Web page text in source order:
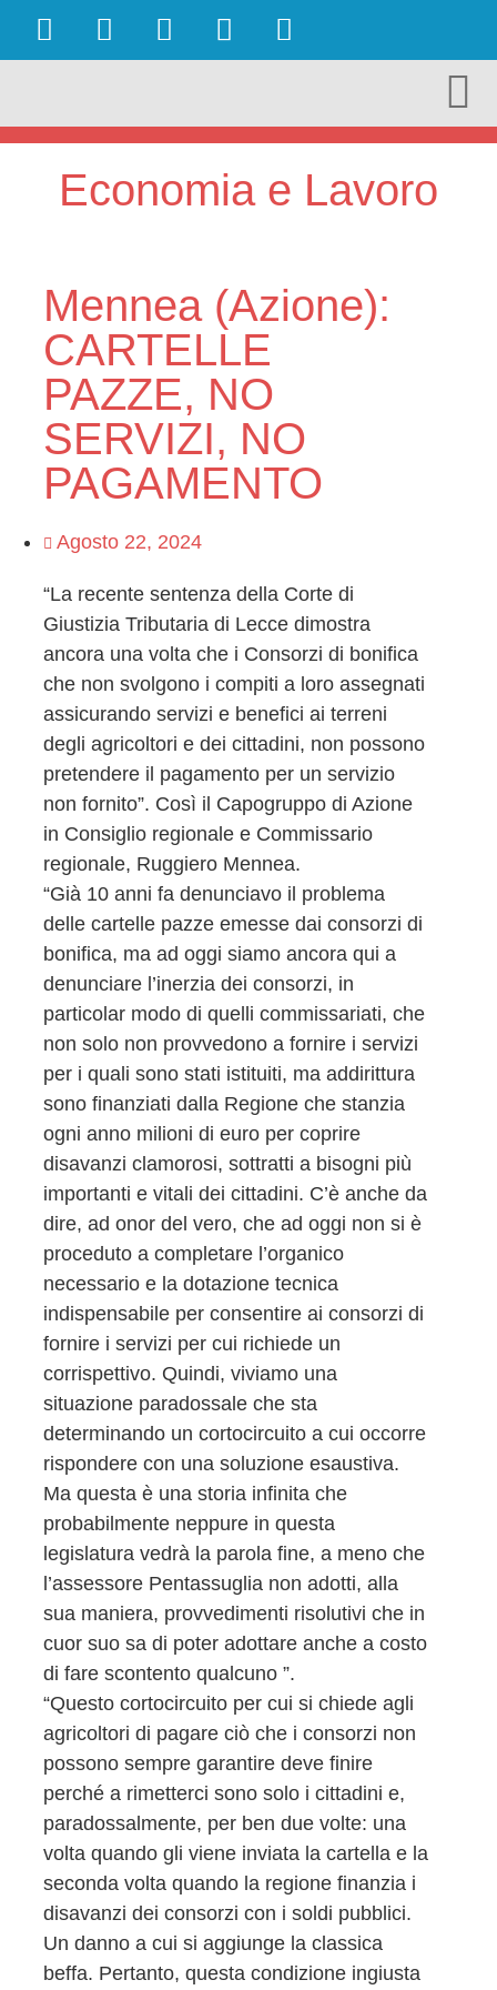
Economia e Lavoro
Mennea (Azione):
CARTELLE
PAZZE, NO
SERVIZI, NO
PAGAMENTO
Agosto 22, 2024
“La recente sentenza della Corte di
Giustizia Tributaria di Lecce dimostra
ancora una volta che i Consorzi di bonifica
che non svolgono i compiti a loro assegnati
assicurando servizi e benefici ai terreni
degli agricoltori e dei cittadini, non possono
pretendere il pagamento per un servizio
non fornito”. Così il Capogruppo di Azione
in Consiglio regionale e Commissario
regionale, Ruggiero Mennea.
“Già 10 anni fa denunciavo il problema
delle cartelle pazze emesse dai consorzi di
bonifica, ma ad oggi siamo ancora qui a
denunciare l’inerzia dei consorzi, in
particolar modo di quelli commissariati, che
non solo non provvedono a fornire i servizi
per i quali sono stati istituiti, ma addirittura
sono finanziati dalla Regione che stanzia
ogni anno milioni di euro per coprire
disavanzi clamorosi, sottratti a bisogni più
importanti e vitali dei cittadini. C’è anche da
dire, ad onor del vero, che ad oggi non si è
proceduto a completare l’organico
necessario e la dotazione tecnica
indispensabile per consentire ai consorzi di
fornire i servizi per cui richiede un
corrispettivo. Quindi, viviamo una
situazione paradossale che sta
determinando un cortocircuito a cui occorre
rispondere con una soluzione esaustiva.
Ma questa è una storia infinita che
probabilmente neppure in questa
legislatura vedrà la parola fine, a meno che
l’assessore Pentassuglia non adotti, alla
sua maniera, provvedimenti risolutivi che in
cuor suo sa di poter adottare anche a costo
di fare scontento qualcuno ”.
“Questo cortocircuito per cui si chiede agli
agricoltori di pagare ciò che i consorzi non
possono sempre garantire deve finire
perché a rimetterci sono solo i cittadini e,
paradossalmente, per ben due volte: una
volta quando gli viene inviata la cartella e la
seconda volta quando la regione finanzia i
disavanzi dei consorzi con i soldi pubblici.
Un danno a cui si aggiunge la classica
beffa. Pertanto, questa condizione ingiusta